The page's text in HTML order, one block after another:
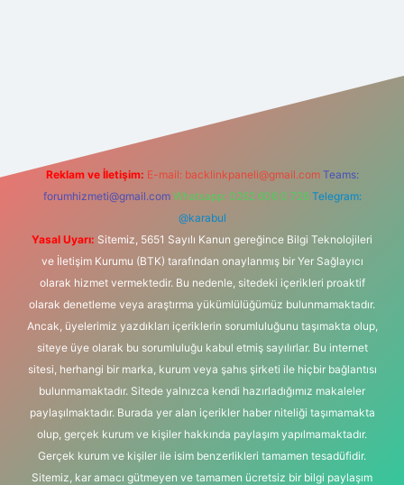
Reklam ve İletişim: E-mail: backlinkpaneli@gmail.com Teams:
forumhizmeti@gmail.com Whatsapp: 0262 606 0 726 Telegram:
@karabul
Yasal Uyarı: Sitemiz, 5651 Sayılı Kanun gereğince Bilgi Teknolojileri
ve İletişim Kurumu (BTK) tarafından onaylanmış bir Yer Sağlayıcı
olarak hizmet vermektedir. Bu nedenle, sitedeki içerikleri proaktif
olarak denetleme veya araştırma yükümlülüğümüz bulunmamaktadır.
Ancak, üyelerimiz yazdıkları içeriklerin sorumluluğunu taşımakta olup,
siteye üye olarak bu sorumluluğu kabul etmiş sayılırlar. Bu internet
sitesi, herhangi bir marka, kurum veya şahıs şirketi ile hiçbir bağlantısı
bulunmamaktadır. Sitede yalnızca kendi hazırladığımız makaleler
paylaşılmaktadır. Burada yer alan içerikler haber niteliği taşımamakta
olup, gerçek kurum ve kişiler hakkında paylaşım yapılmamaktadır.
Gerçek kurum ve kişiler ile isim benzerlikleri tamamen tesadüfidir.
Sitemiz, kar amacı gütmeyen ve tamamen ücretsiz bir bilgi paylaşım